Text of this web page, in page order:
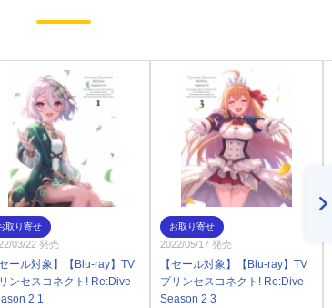
取り寄せ
03/22 発売
ール対象】【Blu-ray】TV
ンセスコネクト! Re:Dive
2 1
お取り寄せ
2022/05/17 発売
【セール対象】【Blu-ray】TV
プリンセスコネクト! Re:Dive
Season 2 3
radio 大直会 2nd season